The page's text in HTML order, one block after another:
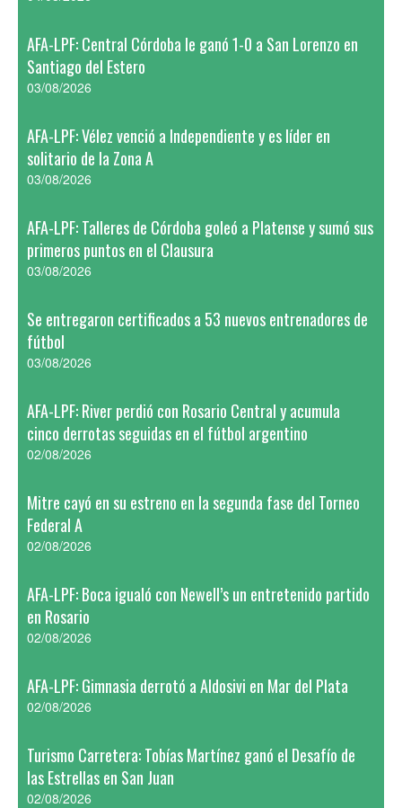
AFA-LPF: Central Córdoba le ganó 1-0 a San Lorenzo en
Santiago del Estero
03/08/2026
AFA-LPF: Vélez venció a Independiente y es líder en
solitario de la Zona A
03/08/2026
AFA-LPF: Talleres de Córdoba goleó a Platense y sumó sus
primeros puntos en el Clausura
03/08/2026
Se entregaron certificados a 53 nuevos entrenadores de
fútbol
03/08/2026
AFA-LPF: River perdió con Rosario Central y acumula
cinco derrotas seguidas en el fútbol argentino
02/08/2026
Mitre cayó en su estreno en la segunda fase del Torneo
Federal A
02/08/2026
AFA-LPF: Boca igualó con Newell’s un entretenido partido
en Rosario
02/08/2026
AFA-LPF: Gimnasia derrotó a Aldosivi en Mar del Plata
02/08/2026
Turismo Carretera: Tobías Martínez ganó el Desafío de
las Estrellas en San Juan
02/08/2026